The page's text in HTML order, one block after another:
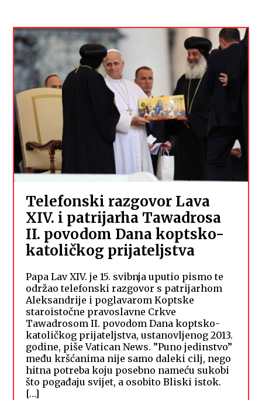
Telefonski razgovor Lava
XIV. i patrijarha Tawadrosa
II. povodom Dana koptsko-
katoličkog prijateljstva
Papa Lav XIV. je 15. svibnja uputio pismo te
održao telefonski razgovor s patrijarhom
Aleksandrije i poglavarom Koptske
staroistočne pravoslavne Crkve
Tawadrosom II. povodom Dana koptsko-
katoličkog prijateljstva, ustanovljenog 2013.
godine, piše Vatican News. ”Puno jedinstvo”
među kršćanima nije samo daleki cilj, nego
hitna potreba koju posebno nameću sukobi
što pogađaju svijet, a osobito Bliski istok.
[…]